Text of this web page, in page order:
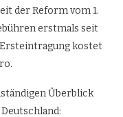
der Reform vom 1.
erstmals seit
Ersteintragung kostet
Überblick